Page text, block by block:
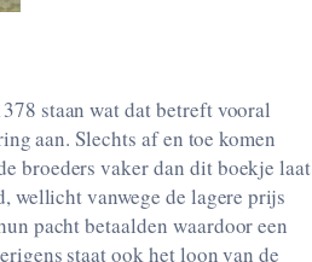
staan wat dat betreft vooral
aan. Slechts af en toe komen
broeders vaker dan dit boekje laat
wellicht vanwege de lagere prijs
pacht betaalden waardoor een
staat ook het loon van de